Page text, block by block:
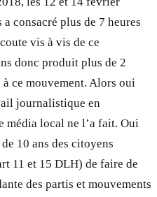
consacré plus de 7 heures
vis à vis de ce
donc produit plus de 2
ce mouvement. Alors oui
journalistique en
média local ne l’a fait. Oui
10 ans des citoyens
11 et 15 DLH) de faire de
des partis et mouvements